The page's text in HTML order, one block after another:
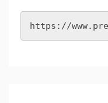
https://